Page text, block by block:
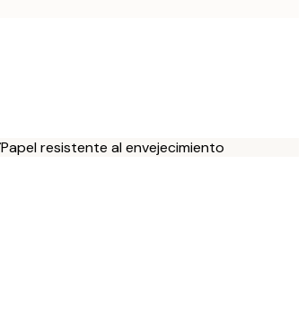
Papel resistente al envejecimiento